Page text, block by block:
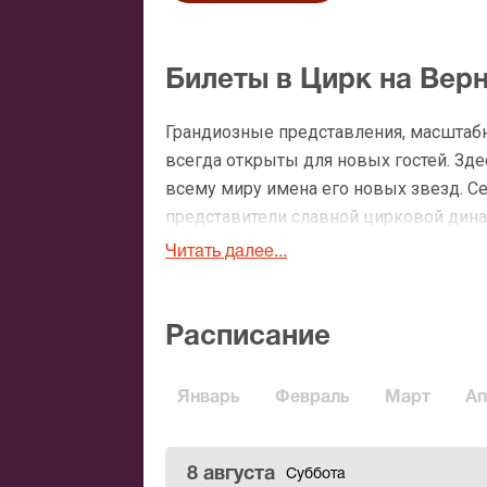
Билеты в Цирк на
Грандиозные представления,
всегда открыты для новых гостей.
всему миру имена его новых звезд.
представители славной цирковой
настоящими визитными карточками
Самый большой стационарный цирк в
посещаемых площадок. Здесь
зрителей всех возрастов.
Читать далее...
Расписание
Январь Февраль Март
8 августа Суббота